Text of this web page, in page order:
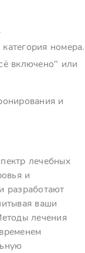
номера.
включено" или
и
лечебных
и
разработают
ваши
лечения